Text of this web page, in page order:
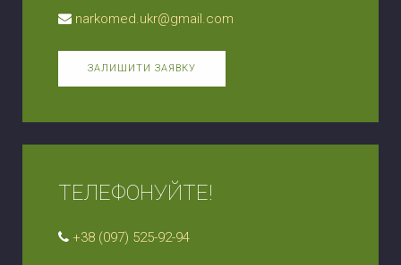
narkomed.ukr@gmail.com
ЗАЛИШИТИ ЗАЯВКУ
ТЕЛЕФОНУЙТЕ!
+38 (097) 525-92-94